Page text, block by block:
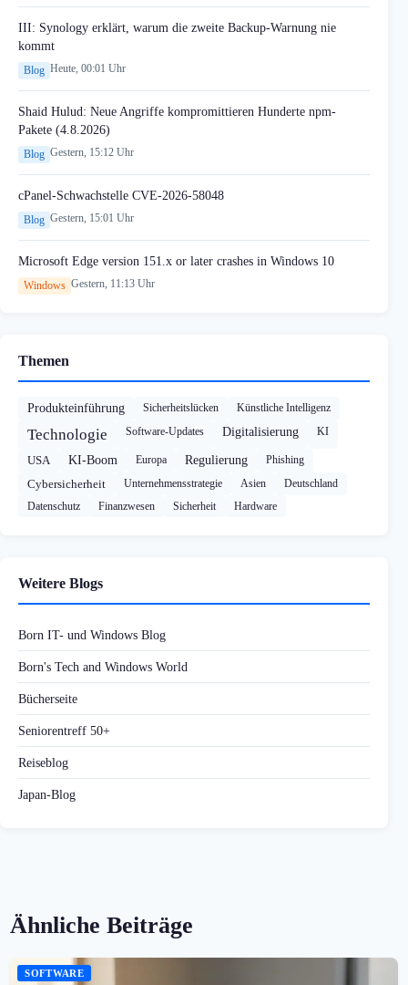
III: Synology erklärt, warum die zweite Backup-Warnung nie
kommt
Blog Heute, 00:01 Uhr
Shaid Hulud: Neue Angriffe kompromittieren Hunderte npm-
Pakete (4.8.2026)
Blog Gestern, 15:12 Uhr
cPanel-Schwachstelle CVE-2026-58048
Blog Gestern, 15:01 Uhr
Microsoft Edge version 151.x or later crashes in Windows 10
Windows Gestern, 11:13 Uhr
Themen
Produkteinführung Sicherheitslücken Künstliche Intelligenz
Technologie Software-Updates Digitalisierung KI
USA KI-Boom Europa Regulierung Phishing
Cybersicherheit Unternehmensstrategie Asien
Deutschland
Datenschutz
Finanzwesen Sicherheit Hardware
Weitere Blogs
Born IT- und Windows Blog
Born's Tech and Windows World
Bücherseite
Seniorentreff 50+
Reiseblog
Japan-Blog
Ähnliche Beiträge
SOFTWARE